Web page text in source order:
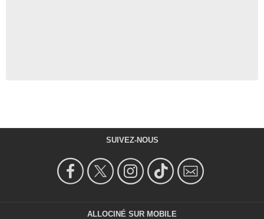
SUIVEZ-NOUS
ALLOCINÉ SUR MOBILE